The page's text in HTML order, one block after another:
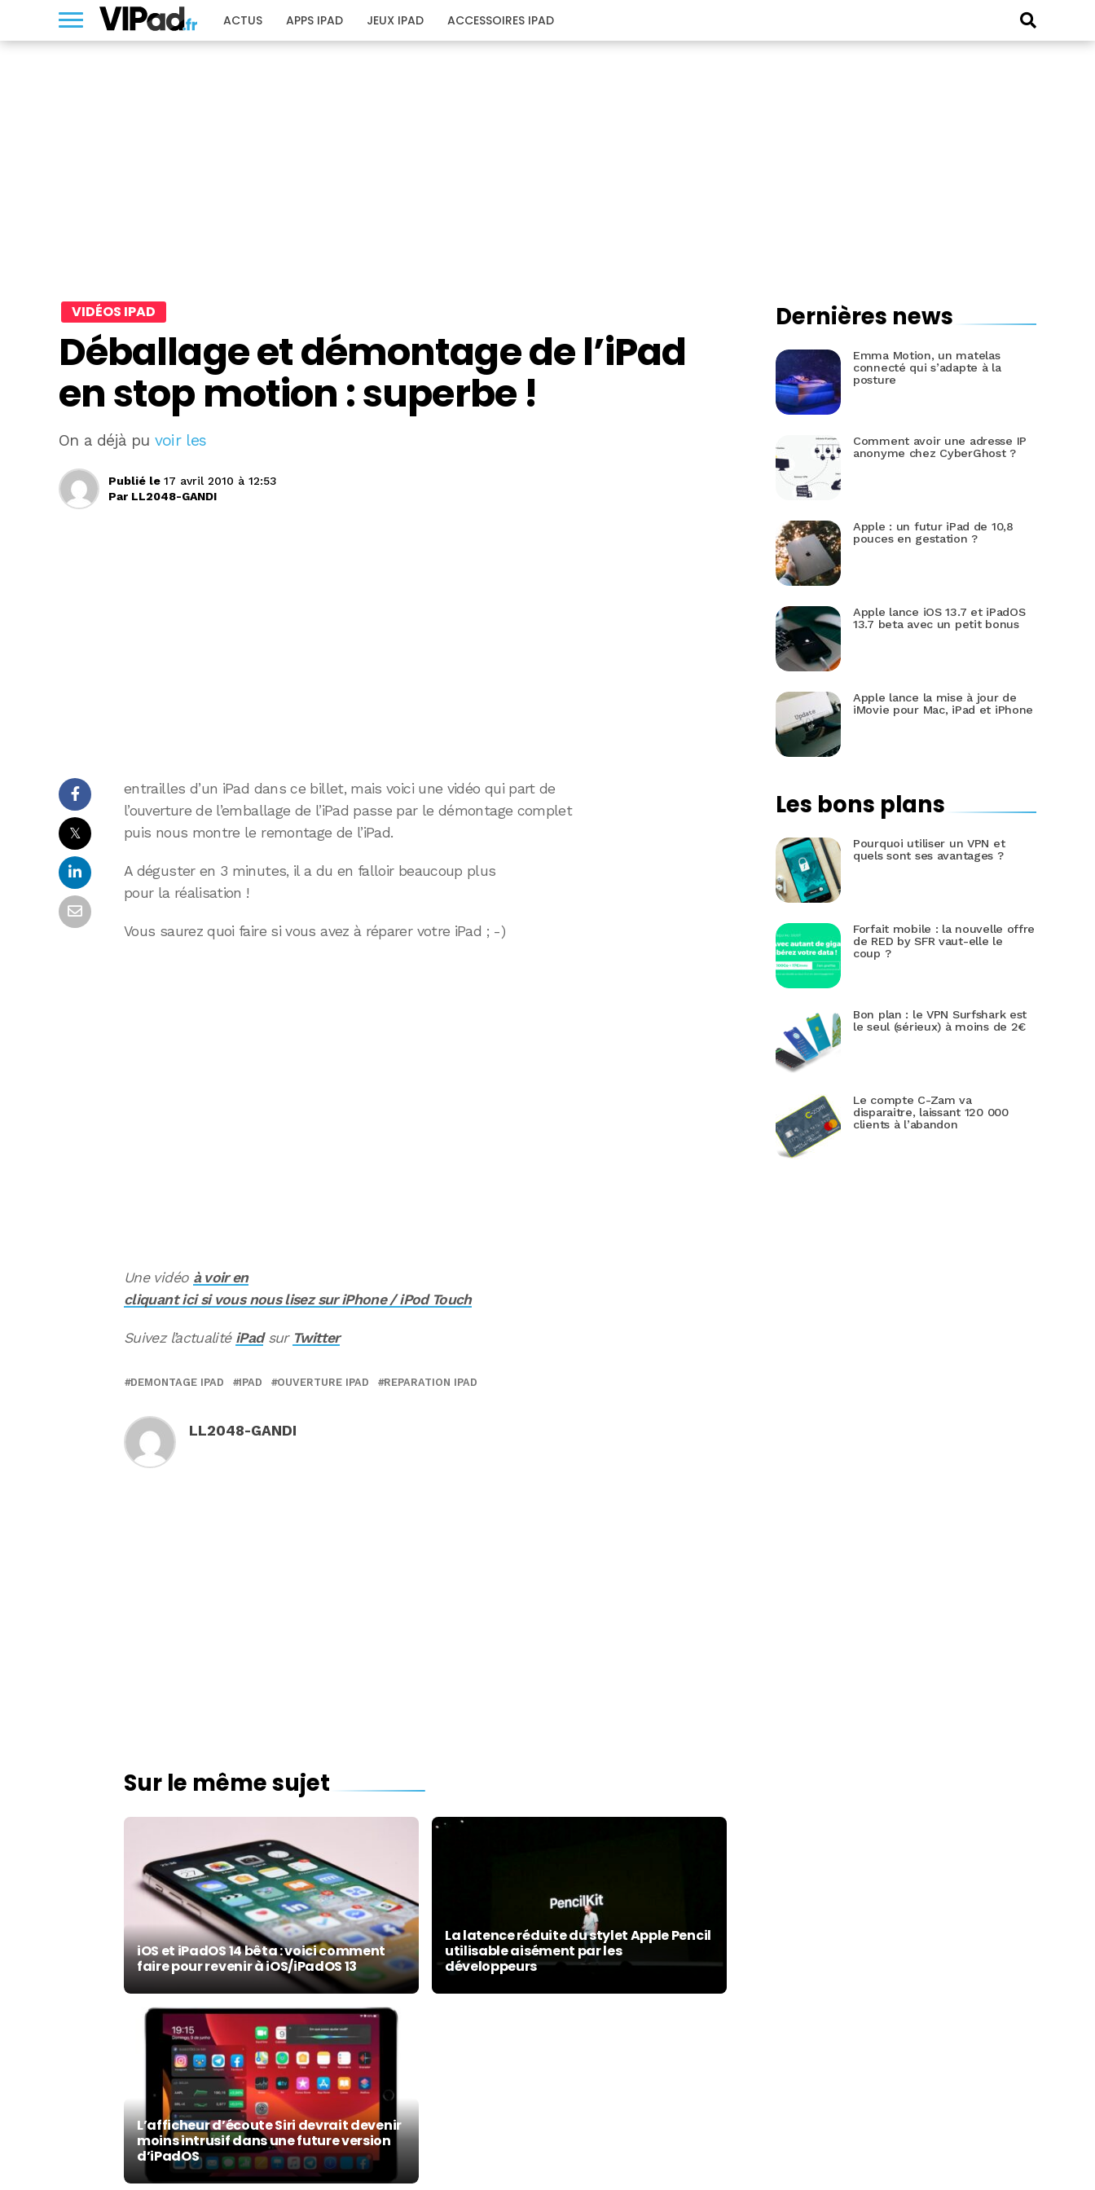
ACTUS APPS IPAD JEUX IPAD ACCESSOIRES IPAD
VIDÉOS IPAD
Déballage et démontage de l’iPad
en stop motion : superbe !
On a déjà pu voir les
Publié le 17 avril 2010 à 12:53
Par LL2048-GANDI
𝕏
entrailles d’un iPad dans ce billet, mais voici une vidéo qui part de
l’ouverture de l’emballage de l’iPad passe par le démontage complet
puis nous montre le remontage de l’iPad.
A déguster en 3 minutes, il a du en falloir beaucoup plus
pour la réalisation !
Vous saurez quoi faire si vous avez à réparer votre iPad ; -)
Une vidéo à voir en
cliquant ici si vous nous lisez sur iPhone / iPod Touch
Suivez l’actualité iPadsur Twitter
DEMONTAGE IPAD IPAD OUVERTURE IPAD REPARATION IPAD
LL2048-GANDI
Sur le même sujet
iOS et iPadOS 14 bêta : voici comment
faire pour revenir à iOS/iPadOS 13
La latence réduite du stylet Apple Pencil
utilisable aisément par les
développeurs
L’afficheur d’écoute Siri devrait devenir
moins intrusif dans une future version
d’iPadOS
Dernières news
Emma Motion, un matelas
connecté qui s’adapte à la
posture
Comment avoir une adresse IP
anonyme chez CyberGhost ?
Apple : un futur iPad de 10,8
pouces en gestation ?
Apple lance iOS 13.7 et iPadOS
13.7 beta avec un petit bonus
Apple lance la mise à jour de
iMovie pour Mac, iPad et iPhone
Les bons plans
Pourquoi utiliser un VPN et
quels sont ses avantages ?
Forfait mobile : la nouvelle offre
de RED by SFR vaut-elle le
coup ?
Bon plan : le VPN Surfshark est
le seul (sérieux) à moins de 2€
Le compte C-Zam va
disparaitre, laissant 120 000
clients à l’abandon